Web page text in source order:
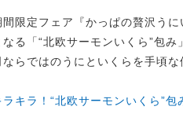
限定フェア『かっぱの贅沢う
る「“北欧サーモンいくら”包
らではのうにといくらを手頃な
ラキラ！“北欧サーモンいくら”包